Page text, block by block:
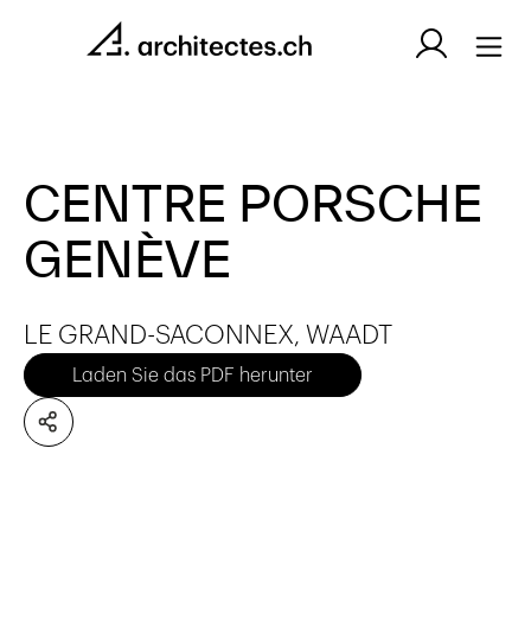
CENTRE PORSCHE
GENÈVE
LE GRAND-SACONNEX, WAADT
Laden Sie das PDF herunter